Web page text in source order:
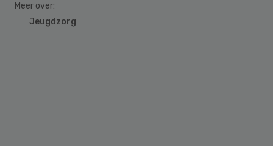
Meer over:
Jeugdzorg